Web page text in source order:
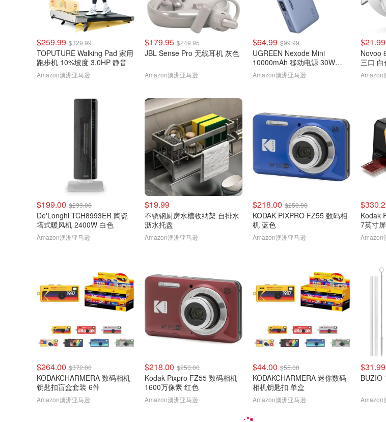
$259.99 $329.99
TOPUTURE Walking Pad 家用
跑步机 10%坡度 3.0HP 静音
Amazon澳洲亚马逊
$179.95 $249.95
JBL Sense Pro 无线耳机 灰色
Amazon澳洲亚马逊
$64.99 $99.99
UGREEN Nexode Mini
10000mAh 移动电源 30W
CCC认证
Amazon澳洲亚马逊
$21.99
Novoo
三口 白
Amazon
$199.00 $299.00
De'Longhi TCH8993ER 陶瓷
塔式暖风机 2400W 白色
Amazon澳洲亚马逊
$19.99
不锈钢厨房水槽收纳架 自排水
沥水托盘
Amazon澳洲亚马逊
$218.00 $250.00
KODAK PIXPRO FZ55 数码相
机 蓝色
Amazon澳洲亚马逊
Kodak
7英寸
Amazon
$264.00 $372.00
KODAKCHARMERA 数码相机
钥匙扣盲盒套装 6件
Amazon澳洲亚马逊
$218.00 $250.00
Kodak Pixpro FZ55 数码相机
1600万像素 红色
Amazon澳洲亚马逊
$44.00 $55.00
KODAKCHARMERA 迷你数码
相机钥匙扣 单盒
Amazon澳洲亚马逊
$31.99
BUZIO
Amazon